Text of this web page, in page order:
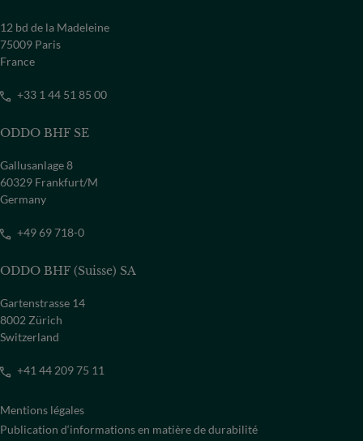
12 bd de la Madeleine
75009 Paris
France
+33 1 44 51 85 00
ODDO BHF SE
Gallusanlage 8
60329 Frankfurt/M
Germany
+49 69 718-0
ODDO BHF (Suisse) SA
Gartenstrasse 14
8002 Zürich
Switzerland
+41 44 209 75 11
Mentions légales
Publication d‘informations en matière de durabilité